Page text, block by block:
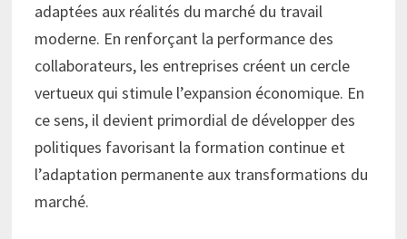
adaptées aux réalités du marché du travail
moderne. En renforçant la performance des
collaborateurs, les entreprises créent un cercle
vertueux qui stimule l’expansion économique. En
ce sens, il devient primordial de développer des
politiques favorisant la formation continue et
l’adaptation permanente aux transformations du
marché.